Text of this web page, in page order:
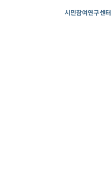
시민참여연구센터